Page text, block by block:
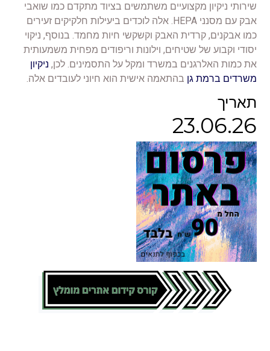
תאריך
23.06.26
שירותי ניקיון מקצועיים משתמשים בציוד מתקדם כמו שואבי
אבק עם מסנני HEPA. אלה לוכדים ביעילות חלקיקים זעירים
כמו אבקנים, קרדית האבק וקשקשי חיות מחמד. בנוסף, ניקוי
יסודי וקבוע של שטיחים, וילונות וריפודים מפחית משמעותית
את כמות האלרגנים במשרד ומקל על התסמינים. לכן, ניקיון
משרדים ברמת גן בהתאמה אישית הוא חיוני לעובדים אלה.